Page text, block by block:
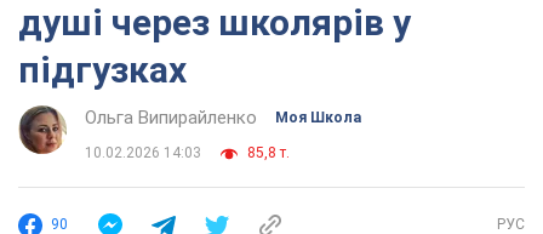
душі через школярів у
підгузках
Ольга Випирайленко Моя Школа
10.02.2026 14:03 85,8 т.
90 РУС